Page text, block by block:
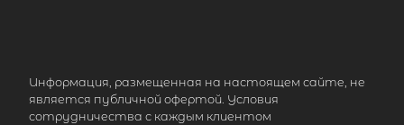
Количество соток
Информация, размещенная на настоящем сайте, не
является публичной офертой. Условия
сотрудничества с каждым клиентом